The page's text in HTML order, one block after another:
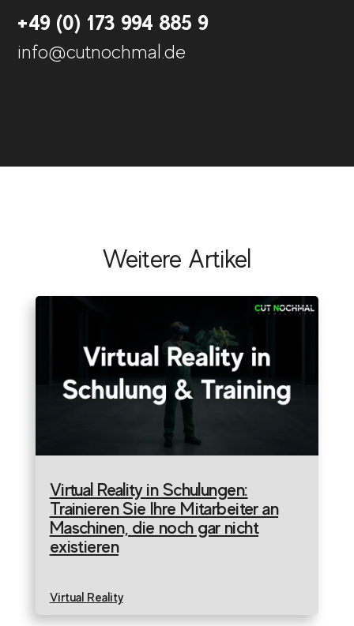
+49 (0) 173 994 885 9
info@cutnochmal.de
Weitere Artikel
Virtual Reality in Schulungen:
Trainieren Sie Ihre Mitarbeiter an
Maschinen, die noch gar nicht
existieren
Virtual Reality